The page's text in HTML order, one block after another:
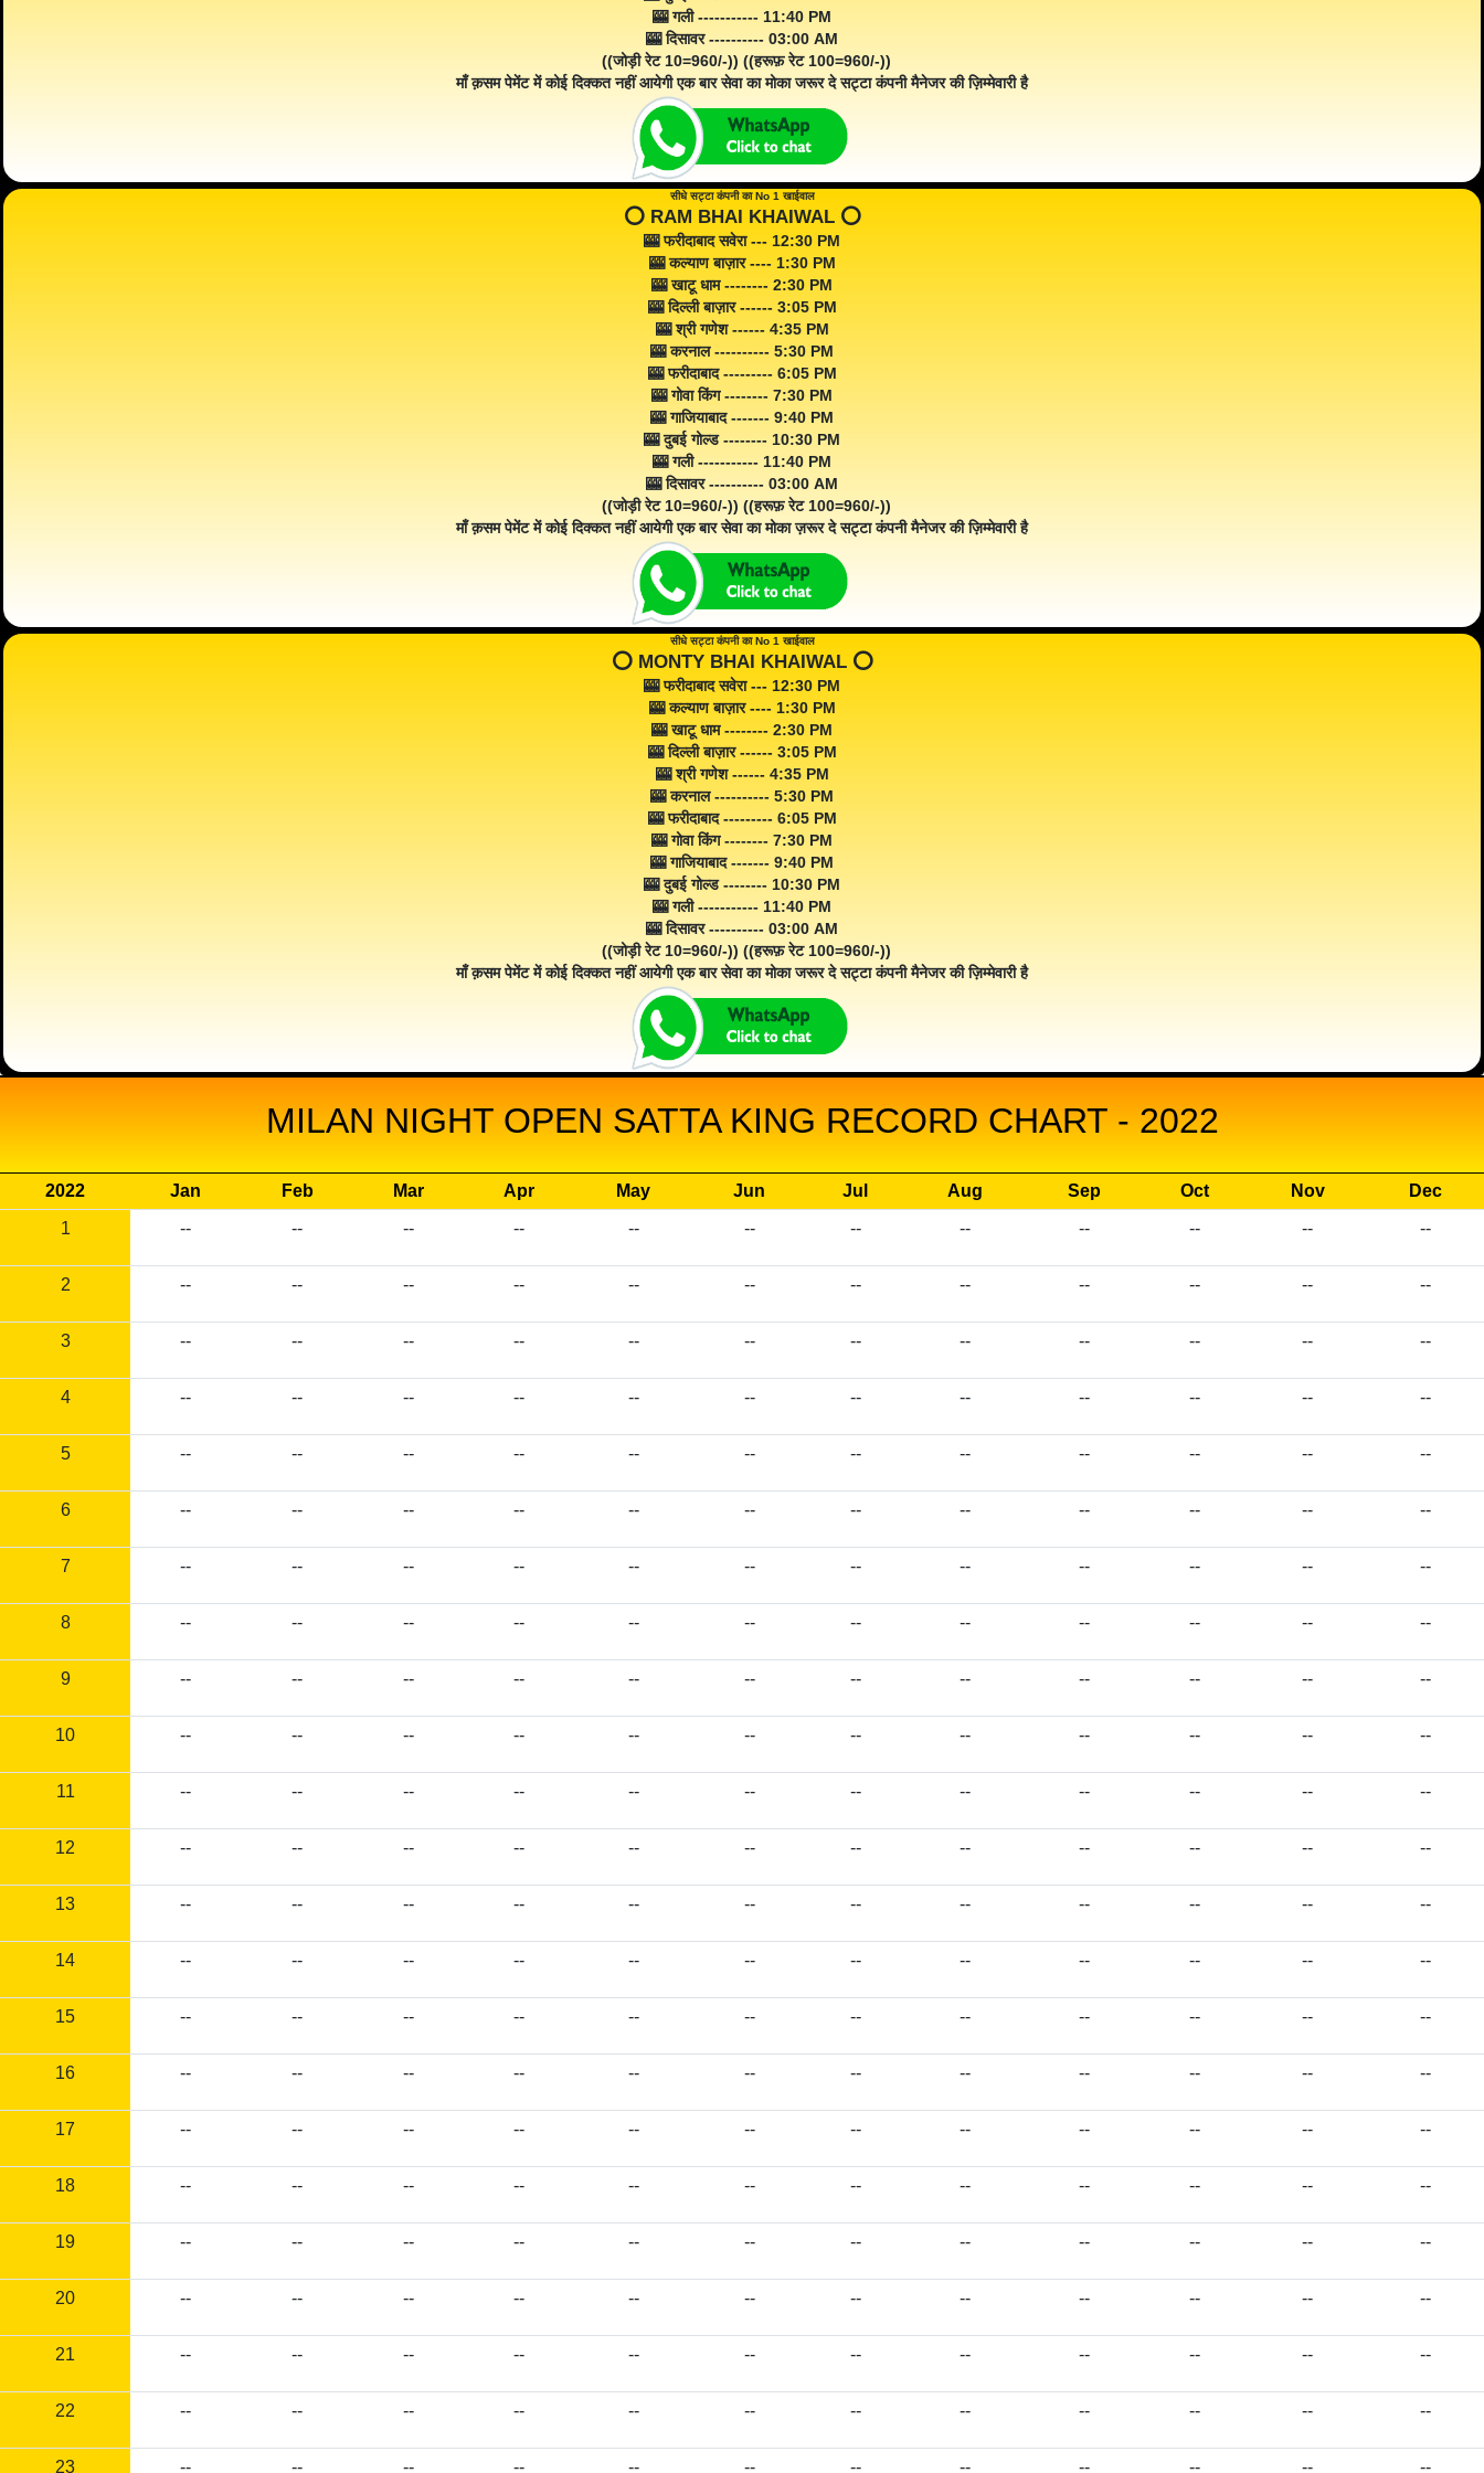
🎰 गली ----------- 11:40 PM
🎰 दिसावर ---------- 03:00 AM
((जोड़ी रेट 10=960/-)) ((हरूफ़ रेट 100=960/-))
माँ क़सम पेमेंट में कोई दिक्कत नहीं आयेगी एक बार सेवा का मोका जरूर दे सट्टा कंपनी मैनेजर की ज़िम्मेवारी है
सीधे सट्टा कंपनी का No 1 खाईवाल
⭕️ RAM BHAI KHAIWAL ⭕️
🎰 फरीदाबाद सवेरा --- 12:30 PM
🎰 कल्याण बाज़ार ---- 1:30 PM
🎰 खाटू धाम -------- 2:30 PM
🎰 दिल्ली बाज़ार ------ 3:05 PM
🎰 श्री गणेश ------ 4:35 PM
🎰 करनाल ---------- 5:30 PM
🎰 फरीदाबाद --------- 6:05 PM
🎰 गोवा किंग -------- 7:30 PM
🎰 गाजियाबाद ------- 9:40 PM
🎰 दुबई गोल्ड -------- 10:30 PM
🎰 गली ----------- 11:40 PM
🎰 दिसावर ---------- 03:00 AM
((जोड़ी रेट 10=960/-)) ((हरूफ़ रेट 100=960/-))
माँ क़सम पेमेंट में कोई दिक्कत नहीं आयेगी एक बार सेवा का मोका ज़रूर दे सट्टा कंपनी मैनेजर की ज़िम्मेवारी है
सीधे सट्टा कंपनी का No 1 खाईवाल
⭕️ MONTY BHAI KHAIWAL ⭕️
🎰 फरीदाबाद सवेरा --- 12:30 PM
🎰 कल्याण बाज़ार ---- 1:30 PM
🎰 खाटू धाम -------- 2:30 PM
🎰 दिल्ली बाज़ार ------ 3:05 PM
🎰 श्री गणेश ------ 4:35 PM
🎰 करनाल ---------- 5:30 PM
🎰 फरीदाबाद --------- 6:05 PM
🎰 गोवा किंग -------- 7:30 PM
🎰 गाजियाबाद ------- 9:40 PM
🎰 दुबई गोल्ड -------- 10:30 PM
🎰 गली ----------- 11:40 PM
🎰 दिसावर ---------- 03:00 AM
((जोड़ी रेट 10=960/-)) ((हरूफ़ रेट 100=960/-))
माँ क़सम पेमेंट में कोई दिक्कत नहीं आयेगी एक बार सेवा का मोका जरूर दे सट्टा कंपनी मैनेजर की ज़िम्मेवारी है
MILAN NIGHT OPEN SATTA KING RECORD CHART - 2022
2022 Jan Feb Mar Apr May Jun Jul Aug Sep Oct Nov
Dec
1
-- -- -- -- -- -- -- -- -- -- -- --
2 -- -- -- -- -- -- -- -- -- -- -- --
3 -- -- -- -- -- -- -- -- -- -- -- --
4 -- -- -- -- -- -- -- -- -- -- -- --
5 -- -- -- -- -- -- -- -- -- -- -- --
6 -- -- -- -- -- -- -- -- -- -- -- --
7 -- -- -- -- -- -- -- -- -- -- -- --
8 -- -- -- -- -- -- -- -- -- -- -- --
9 -- -- -- -- -- -- -- -- -- -- -- --
10 -- -- -- -- -- -- -- -- -- -- -- --
11 -- -- -- -- -- -- -- -- -- -- -- --
12 -- -- -- -- -- -- -- -- -- -- -- --
13 -- -- -- -- -- -- -- -- -- -- -- --
14 -- -- -- -- -- -- -- -- -- -- -- --
15 -- -- -- -- -- -- -- -- -- -- -- --
16 -- -- -- -- -- -- -- -- -- -- -- --
17 -- -- -- -- -- -- -- -- -- -- -- --
18 -- -- -- -- -- -- -- -- -- -- -- --
19 -- -- -- -- -- -- -- -- -- -- -- --
20 -- -- -- -- -- -- -- -- -- -- -- --
21 -- -- -- -- -- -- -- -- -- -- -- --
22 -- -- -- -- -- -- -- -- -- -- -- --
23 -- -- -- -- -- -- -- -- -- -- -- --